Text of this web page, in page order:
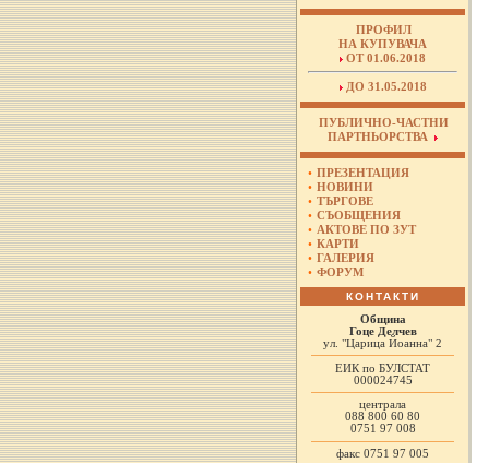
ПРОФИЛ
НА КУПУВАЧА
ОТ 01.06.2018
ДО 31.05.2018
ПУБЛИЧНО-ЧАСТНИ
ПАРТНЬОРСТВА
• ПРЕЗЕНТАЦИЯ
• НОВИНИ
• ТЪРГОВЕ
• СЪОБЩЕНИЯ
• АКТОВЕ ПО ЗУТ
• КАРТИ
• ГАЛЕРИЯ
• ФОРУМ
КОНТАКТИ
Община
Гоце Делчев
ул. "Царица Йоанна" 2
ЕИК по БУЛСТАТ
000024745
централа
088 800 60 80
0751 97 008
факс 0751 97 005